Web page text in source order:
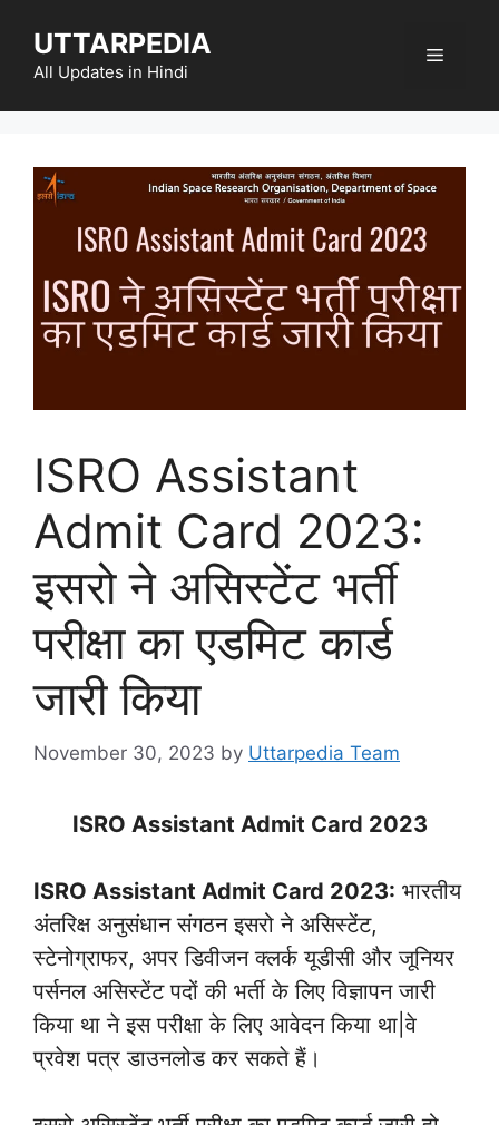
content
UTTARPEDIA
All Updates in Hindi
Menu
ISRO Assistant
Admit Card 2023:
इसरो ने असिस्टेंट भर्ती
परीक्षा का एडमिट कार्ड
जारी किया
November 30, 2023 by Uttarpedia Team
ISRO Assistant Admit Card 2023
ISRO Assistant Admit Card 2023: भारतीय
अंतरिक्ष अनुसंधान संगठन इसरो ने असिस्टेंट,
स्टेनोग्राफर, अपर डिवीजन क्लर्क यूडीसी और जूनियर
पर्सनल असिस्टेंट पदों की भर्ती के लिए विज्ञापन जारी
किया था ने इस परीक्षा के लिए आवेदन किया था|वे
प्रवेश पत्र डाउनलोड कर सकते हैं।